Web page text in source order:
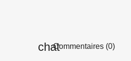
Commentaires (0)